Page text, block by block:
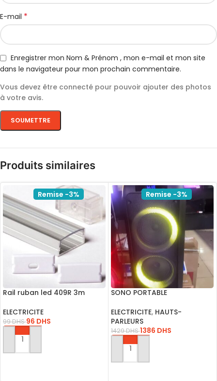
E-mail *
Enregistrer mon Nom & Prénom , mon e-mail et mon site
dans le navigateur pour mon prochain commentaire.
Vous devez être connecté pour pouvoir ajouter des photos
à votre avis.
Produits similaires
Remise -3%
Rail ruban led 409R 3m
ELECTRICITE
99DHS 96 DHS
AJOUTER AU PANIER
Remise -3%
SONO PORTABLE
USB-BLUET-FM-SD
ELECTRICITE, HAUTS-
PARLEURS
1429DHS1386 DHS
AJOUTER AU PANIER